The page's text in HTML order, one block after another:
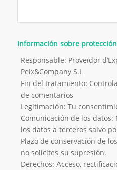
Información sobre
Responsable: Proveïdor
Peix&Company S.L
Fin del tratamiento:
de comentarios
Legitimación: Tu
Comunicación de los datos:
los datos a terceros salvo
Plazo de conservación de
no solicites su supresión.
Derechos: Acceso,